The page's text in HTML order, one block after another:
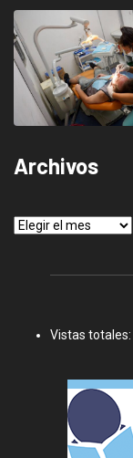
Archivos
Archivos
Vistas totales: